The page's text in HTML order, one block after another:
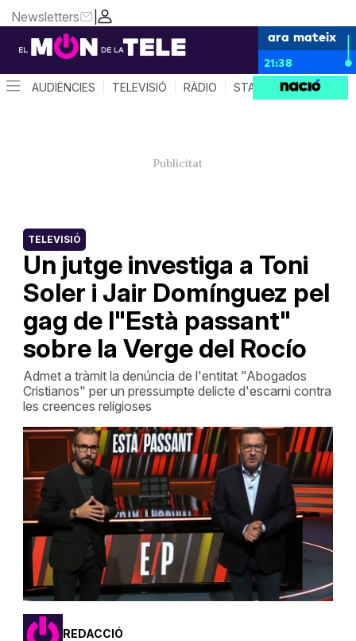
|
Newsletters
ara mateix
21:38
AUDIÈNCIES TELEVISIÓ RÀDIO STAR SYSTEM
Un jutge investiga a Toni
Soler i Jair Domínguez pel
gag de l"Està passant"
sobre la Verge del Rocío
TELEVISIÓ
Admet a tràmit la denúncia de l'entitat "Abogados
Cristianos" per un pressumpte delicte d'escarni contra
les creences religioses
REDACCIÓ